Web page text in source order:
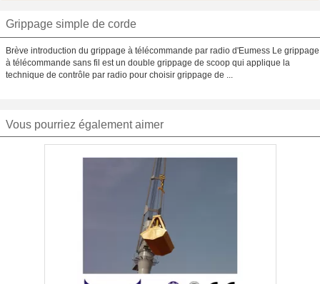
Grippage simple de corde
Brève introduction du grippage à télécommande par radio d'Eumess Le grippage
à télécommande sans fil est un double grippage de scoop qui applique la
technique de contrôle par radio pour choisir grippage de ...
Vous pourriez également aimer